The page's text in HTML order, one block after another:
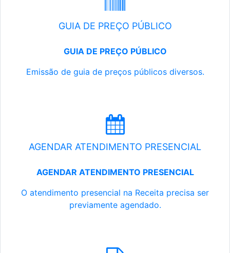
GUIA DE PREÇO PÚBLICO
GUIA DE PREÇO PÚBLICO
Emissão de guia de preços públicos diversos.
AGENDAR ATENDIMENTO PRESENCIAL
AGENDAR ATENDIMENTO PRESENCIAL
O atendimento presencial na Receita precisa ser
previamente agendado.